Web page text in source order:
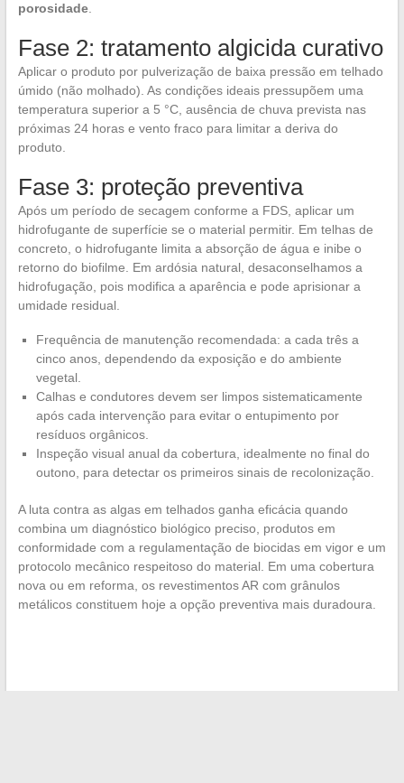
porosidade.
Fase 2: tratamento algicida curativo
Aplicar o produto por pulverização de baixa pressão em telhado
úmido (não molhado). As condições ideais pressupõem uma
temperatura superior a 5 °C, ausência de chuva prevista nas
próximas 24 horas e vento fraco para limitar a deriva do
produto.
Fase 3: proteção preventiva
Após um período de secagem conforme a FDS, aplicar um
hidrofugante de superfície se o material permitir. Em telhas de
concreto, o hidrofugante limita a absorção de água e inibe o
retorno do biofilme. Em ardósia natural, desaconselhamos a
hidrofugação, pois modifica a aparência e pode aprisionar a
umidade residual.
Frequência de manutenção recomendada: a cada três a
cinco anos, dependendo da exposição e do ambiente
vegetal.
Calhas e condutores devem ser limpos sistematicamente
após cada intervenção para evitar o entupimento por
resíduos orgânicos.
Inspeção visual anual da cobertura, idealmente no final do
outono, para detectar os primeiros sinais de recolonização.
A luta contra as algas em telhados ganha eficácia quando
combina um diagnóstico biológico preciso, produtos em
conformidade com a regulamentação de biocidas em vigor e um
protocolo mecânico respeitoso do material. Em uma cobertura
nova ou em reforma, os revestimentos AR com grânulos
metálicos constituem hoje a opção preventiva mais duradoura.